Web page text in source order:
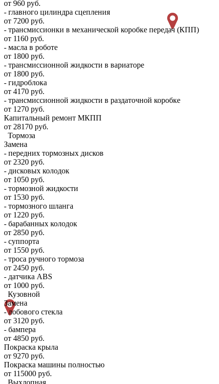
от 960 руб.
- главного цилиндра сцепления
от 7200 руб.
- трансмиссионки в механической коробке передач (КПП)
от 1160 руб.
- масла в роботе
от 1800 руб.
- трансмиссионной жидкости в вариаторе
от 1800 руб.
- гидроблока
от 4170 руб.
- трансмиссионной жидкости в раздаточной коробке
от 1270 руб.
Капитальный ремонт МКПП
от 28170 руб.
Тормоза
Замена
- передних тормозных дисков
от 2320 руб.
- дисковых колодок
от 1050 руб.
- тормозной жидкости
от 1530 руб.
- тормозного шланга
от 1220 руб.
- барабанных колодок
от 2850 руб.
- суппорта
от 1550 руб.
- троса ручного тормоза
от 2450 руб.
- датчика ABS
от 1000 руб.
Кузовной
Замена
- лобового стекла
от 3120 руб.
- бампера
от 4850 руб.
Покраска крыла
от 9270 руб.
Покраска машины полностью
от 115000 руб.